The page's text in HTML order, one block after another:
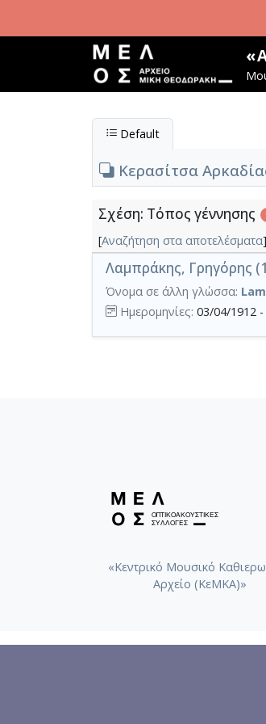
Default
Κερασίτσα
Σχέση: Τόπος γέννησης
[Αναζήτηση στα αποτελέσματα]
Λαμπράκης, Γρηγόρης
Όνομα σε άλλη γλώσσα:
Ημερομηνίες: 03/04/1912
«Κεντρικό Μουσικό
Αρχείο (ΚεΜΚΑ)»